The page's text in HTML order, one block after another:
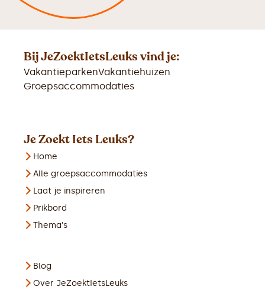
Bij JeZoektIetsLeuks vind je:
VakantieparkenVakantiehuizen
Groepsaccommodaties
Je Zoekt Iets Leuks?
Home
Alle groepsaccommodaties
Laat je inspireren
Prikbord
Thema's
Blog
Over JeZoektIetsLeuks